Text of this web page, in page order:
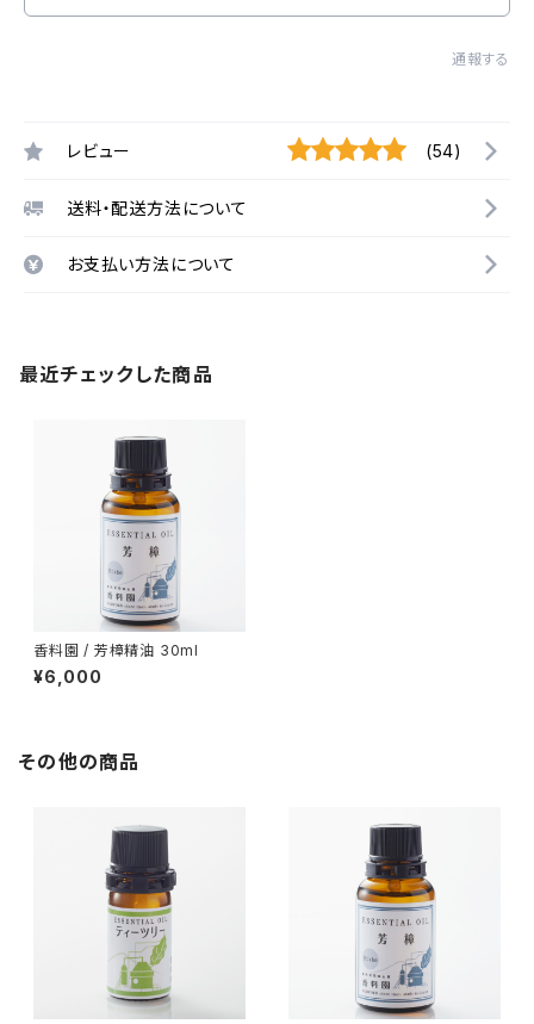
通報する
レビュー (54)
送料・配送方法について
お支払い方法について
最近チェックした商品
香料園 / 芳樟精油 30ml
¥6,000
その他の商品